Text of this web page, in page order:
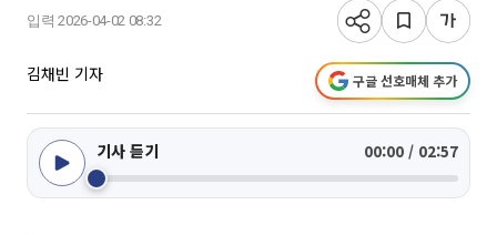
입력 2026-04-02 08:32
김채빈 기자 구글 선호매체 추가
기사 듣기 00:00 / 02:57